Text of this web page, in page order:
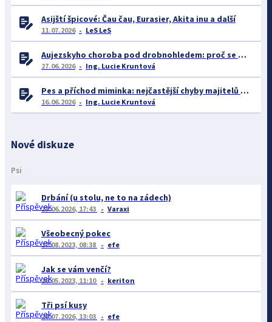
Asijští špicové: Čau čau, Eurasier, Akita inu a další
11.07.2026 LeS LeS
Aujezskyho choroba pod drobnohledem: proč se o ní nyní mluví více než dříve
27.06.2026 Ing. Lucie Kruntová
Pes a příchod miminka: nejčastější chyby majitelů a jak se jim vyhnout
16.06.2026 Ing. Lucie Kruntová
Nové diskuze
Psi
Drbání (u stolu, ne to na zádech)
23.06.2026, 17:43 Varaxi
Všeobecný pokec
17.08.2023, 08:38 efe
Jak se vám venčí?
26.05.2023, 11:10 keriton
Tři psí kusy
28.07.2026, 13:03 efe